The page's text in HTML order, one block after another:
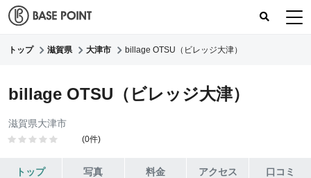
コワーキングスペース
コワーキングレポート
レビュー
トップ 滋賀県 大津市 billage OTSU（ビレッジ大津）
billage OTSU（ビレッジ大津）
滋賀県大津市
(0件)
トップ 写真 料金 アクセス 口コミ